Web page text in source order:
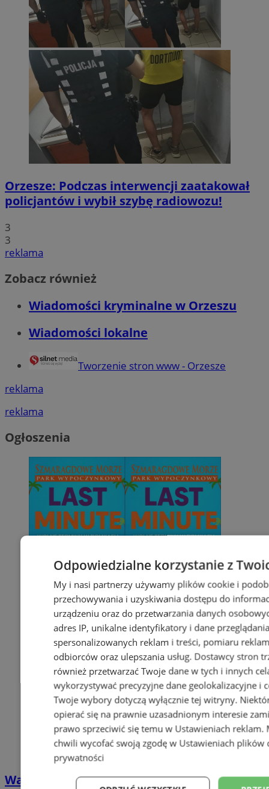
Orzesze: Podczas interwencji zaatakował
policjantów i wybił szybę radiowozu!
3
3
reklama
Zobacz również
Wiadomości kryminalne w Orzeszu
Wiadomości lokalne
Tworzenie stron www - Orzesze
reklama
reklama
Ogłoszenia
Wakacyjny wypoczynek nad Bałtykiem w
Odpowiedzialne korzystanie z
My i nasi partnerzy używamy plików cookie i
przechowywania i uzyskiwania dostępu do
urządzeniu oraz do przetwarzania danych
adres IP, unikalne identyfikatory i dane
spersonalizowanych reklam i treści, pomiaru
odbiorców oraz ulepszania usług. Dostawcy stron
również przetwarzać Twoje dane w tych i innych
wykorzystywać precyzyjne dane geolokalizacyjne i
Twoje wybory dotyczą wyłącznie tej witryny.
opierać się na prawnie uzasadnionym interesie
prawo sprzeciwić się temu w Ustawieniach reklam.
chwili wycofać swoją zgodę w Ustawieniach plików
prywatności